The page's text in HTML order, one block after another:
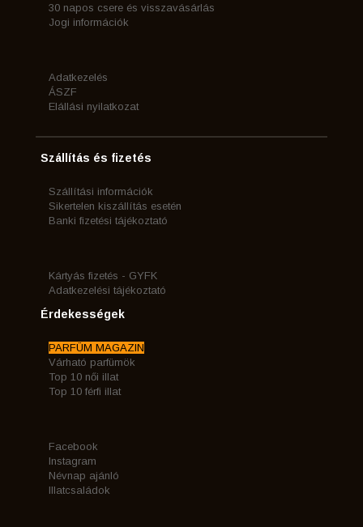
30 napos csere és visszavásárlás
Jogi információk
Adatkezelés
ÁSZF
Elállási nyilatkozat
Szállítás és fizetés
Szállítási információk
Sikertelen kiszállítás esetén
Banki fizetési tájékoztató
Kártyás fizetés - GYFK
Adatkezelési tájékoztató
Érdekességek
PARFÜM MAGAZIN
Várható parfümök
Top 10 női illat
Top 10 férfi illat
Facebook
Instagram
Névnap ajánló
Illatcsaládok